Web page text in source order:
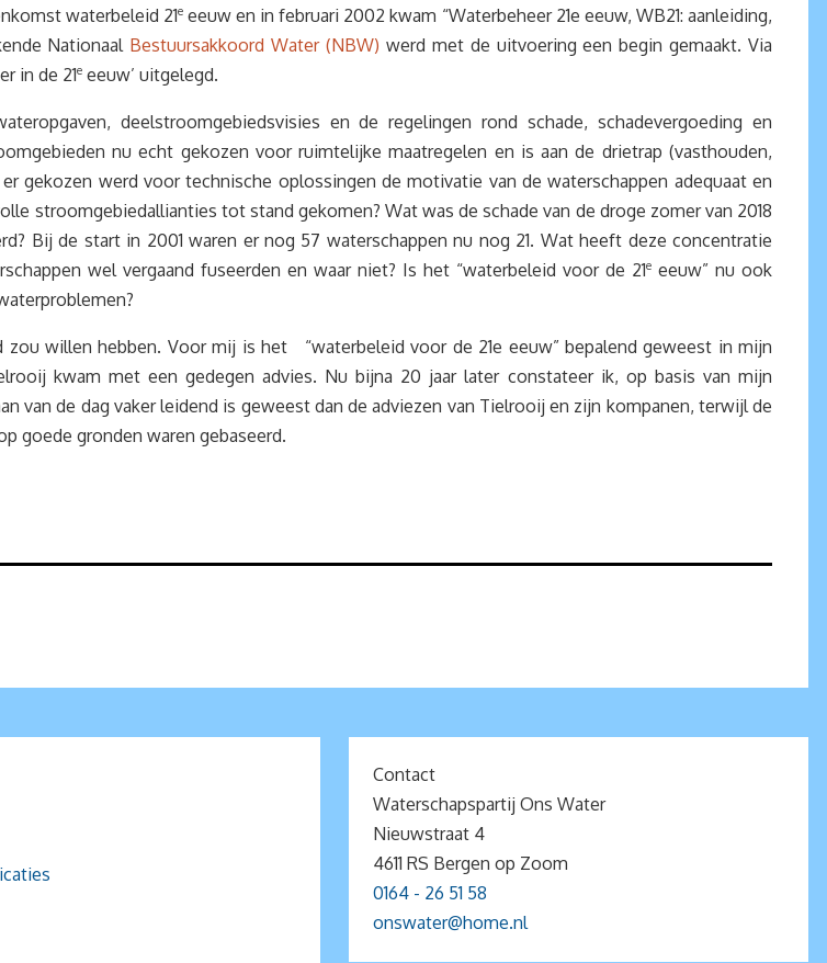
waterbeleid 21eeeuw en in februari 2002 kwam “Waterbeheer 21e eeuw, WB21: aanleiding,
Nationaal Bestuursakkoord Water (NBW) werd met de uitvoering een begin gemaakt. Via
in de 21e eeuw’ uitgelegd.
deelstroomgebiedsvisies en de regelingen rond schade, schadevergoeding en
nu echt gekozen voor ruimtelijke maatregelen en is aan de drietrap (vasthouden,
gekozen werd voor technische oplossingen de motivatie van de waterschappen adequaat en
stroomgebiedallianties tot stand gekomen? Wat was de schade van de droge zomer van 2018
Bij de start in 2001 waren er nog 57 waterschappen nu nog 21. Wat heeft deze concentratie
wel vergaand fuseerden en waar niet? Is het “waterbeleid voor de 21e eeuw” nu ook
willen hebben. Voor mij is het “waterbeleid voor de 21e eeuw” bepalend geweest in mijn
kwam met een gedegen advies. Nu bijna 20 jaar later constateer ik, op basis van mijn
van de dag vaker leidend is geweest dan de adviezen van Tielrooij en zijn kompanen, terwijl de
goede gronden waren gebaseerd.
Contact
Waterschapspartij Ons Water
Nieuwstraat 4
4611 RS Bergen op Zoom
0164 - 26 51 58
onswater@home.nl